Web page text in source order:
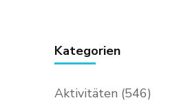
Kategorien
Aktivitäten (546)